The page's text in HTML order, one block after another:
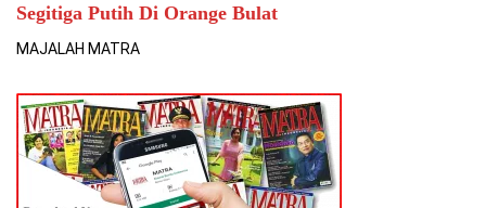
Segitiga Putih Di Orange Bulat
MAJALAH MATRA